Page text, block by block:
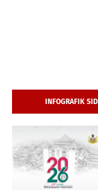
INFOGRAFIK